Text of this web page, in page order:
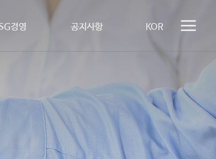
경영 공지사항 KOR